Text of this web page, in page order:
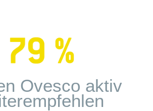
Ovesco aktiv